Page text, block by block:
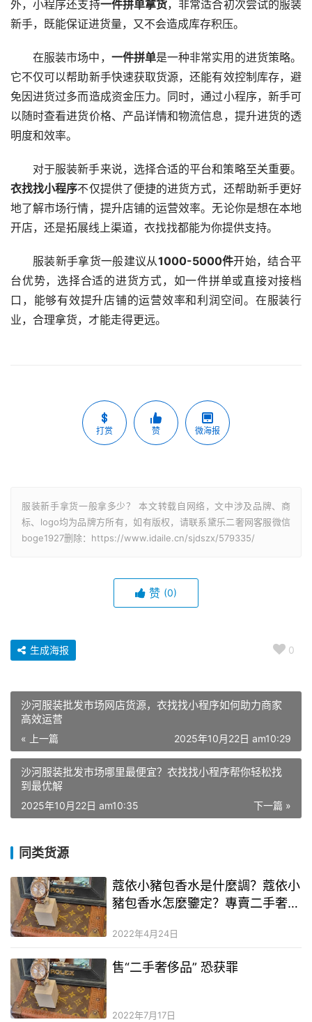
外，小程序还支持一件拼单拿货，非常适合初次尝试的服装
新手，既能保证进货量，又不会造成库存积压。
在服装市场中， 一件拼单是一种非常实用的进货策略。
它不仅可以帮助新手快速获取货源，还能有效控制库存，避
免因进货过多而造成资金压力。同时，通过小程序，新手可
以随时查看进货价格、产品详情和物流信息，提升进货的透
明度和效率。
对于服装新手来说，选择合适的平台和策略至关重要。
衣找找小程序不仅提供了便捷的进货方式，还帮助新手更好
地了解市场行情，提升店铺的运营效率。无论你是想在本地
开店，还是拓展线上渠道，衣找找都能为你提供支持。
服装新手拿货一般建议从1000-5000件开始，结合平
台优势，选择合适的进货方式，如一件拼单或直接对接档
口，能够有效提升店铺的运营效率和利润空间。在服装行
业，合理拿货，才能走得更远。
打赏 赞 微海报
服装新手拿货一般拿多少？ 本文转载自网络，文中涉及品牌、商
标、logo均为品牌方所有，如有版权，请联系黛乐二奢网客服微信
boge1927删除：https://www.idaile.cn/sjdszx/579335/
赞 (0)
0
生成海报
沙河服装批发市场网店货源，衣找找小程序如何助力商家
高效运营
« 上一篇 2025年10月22日 am10:29
沙河服装批发市场哪里最便宜？衣找找小程序帮你轻松找
到最优解
下一篇 »
2025年10月22日 am10:35
同类货源
蔻依小豬包香水是什麼調？蔻依小
豬包香水怎麼鑒定？專賣二手奢侈
2022年4月24日
售“二手奢侈品” 恐获罪
2022年7月17日